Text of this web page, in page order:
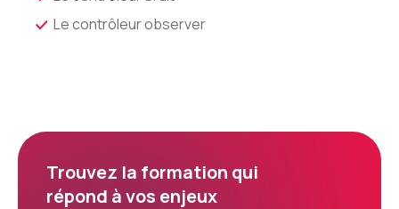
Le contrôleur observer
Trouvez la formation qui
répond à vos enjeux